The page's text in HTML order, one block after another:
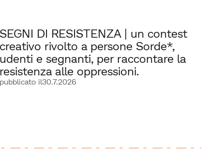
SEGNI DI RESISTENZA | un contest
creativo rivolto a persone Sorde*,
udenti e segnanti, per raccontare la
resistenza alle oppressioni.
pubblicato il30.7.2026